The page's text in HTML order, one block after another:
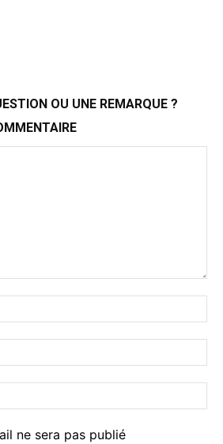
OU UNE REMARQUE ?
ne sera pas publié